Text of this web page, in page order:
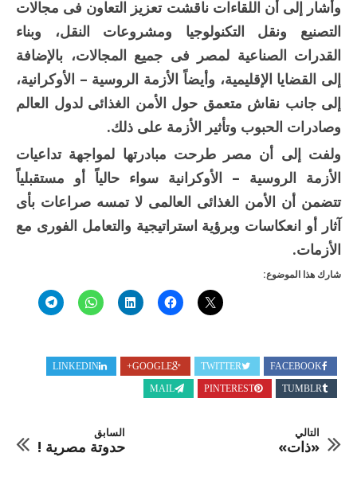
وأشار إلى أن اللقاءات ناقشت تعزيز التعاون فى مجالات
التصنيع ونقل التكنولوجيا ومشروعات النقل، وبناء
القدرات الصناعية لمصر فى جميع المجالات، بالإضافة
إلى القضايا الإقليمية، وأيضاً الأزمة الروسية – الأوكرانية،
إلى جانب نقاش متعمق حول الأمن الغذائى لدول العالم
وصادرات الحبوب وتأثير الأزمة على ذلك.
ولفت إلى أن مصر طرحت مبادرتها لمواجهة تداعيات
الأزمة الروسية – الأوكرانية سواء حالياً أو مستقبلياً
تتضمن أن الأمن الغذائى العالمى لا تمسه صراعات بأى
آثار أو انعكاسات وبرؤية استراتيجية والتعامل الفورى مع
الأزمات.
شارك هذا الموضوع:
FACEBOOK
TWITTER
GOOGLE+
LINKEDIN
TUMBLR
PINTEREST
MAIL
السابق
حدوتة مصرية !
التالي
«ذات»